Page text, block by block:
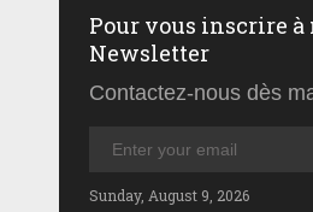
Pour vous inscrire à
Newsletter
Contactez-nous dès
Sunday, August 9, 2026